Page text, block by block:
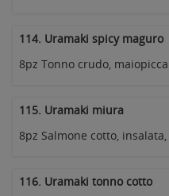
114. Uramaki spicy maguro
8pz Tonno crudo,
115. Uramaki miura
8pz Salmone cotto,
116. Uramaki tonno cotto